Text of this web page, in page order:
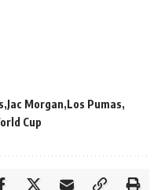
Jac Morgan Los Pumas
Cup